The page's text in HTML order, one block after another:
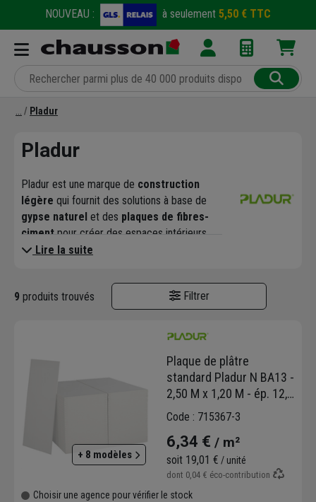
NOUVEAU : à seulement 5,50 € TTC
Pladur
Pladur
Pladur est une marque de construction
légère qui fournit des solutions à base de
gypse naturel et des plaques de fibres-
ciment pour créer des espaces intérieurs
confortables et sûrs.
intérieurs et extérieurs(cloisons,
plafonds, systèmes de cloisons traversantes)
bâtiments de meilleure qualité de vie.
Lire la suite
9 produits trouvés Filtrer
+ 8 modèles
Plaque de plâtre
standard Pladur N BA13 -
2,50 M x 1,20 M - ép. 12,5
MM
Code : 715367-3
6,34 € / m²
soit 19,01 € / unité
dont 0,04 € éco-contribution
Choisir une agence pour vérifier le stock